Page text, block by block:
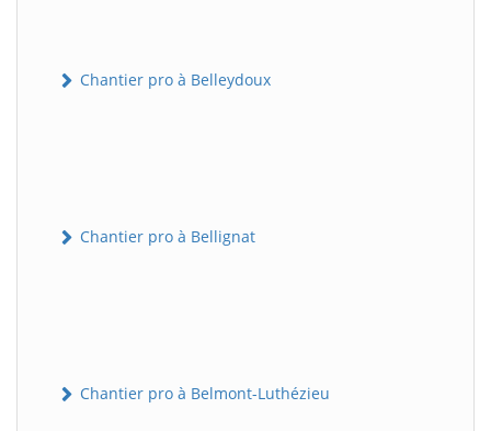
Chantier pro à Belleydoux
Chantier pro à Bellignat
Chantier pro à Belmont-Luthézieu